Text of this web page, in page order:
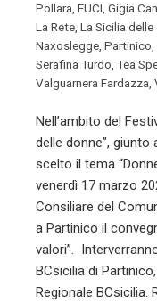
Pollara FUCI Gigia
La Rete La Sicilia delle
Naxoslegge Partinico
Serafina Turdo Tea
Valguarnera Fardazza
Nell’ambito del
delle donne”, giunto
scelto il tema
venerdì 17 marzo
Consiliare del
a Partinico il
valori”.
BCsicilia di
Regionale BCsicilia.